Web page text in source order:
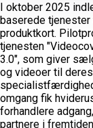
I oktober 2025
baserede
produktkort.
tjenesten
3.0", som giver
og videoer til
omgang fik
forhandlere
partnere i